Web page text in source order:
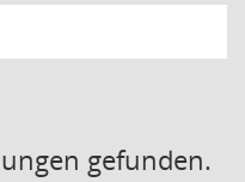
gefunden.